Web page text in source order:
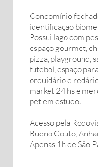
Condomínio
identificação
Possui lago com
espaço gourmet,
pizza, playground,
futebol, espaço
orquidário e
market 24 hs e
pet em estudo.
Acesso pela
Bueno Couto,
Apenas 1h de São